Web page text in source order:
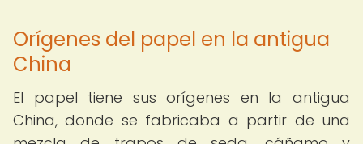
Orígenes del papel en la antigua
China
El papel tiene sus orígenes en la antigua
China, donde se fabricaba a partir de una